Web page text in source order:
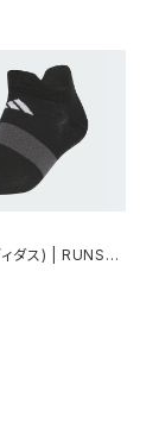
ダス) | RUNSO
/ Grey Six